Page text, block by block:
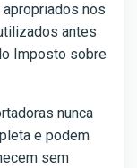
nos
antes
Imposto sobre
nunca
e podem
sem